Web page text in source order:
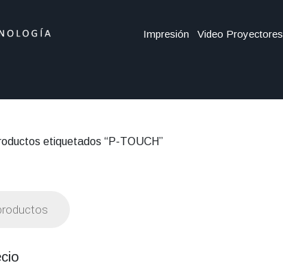
Impresión Video Proyectores
etiquetados “P-TOUCH”